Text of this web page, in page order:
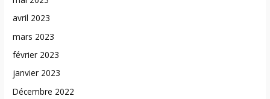
avril 2023
mars 2023
février 2023
janvier 2023
Décembre 2022